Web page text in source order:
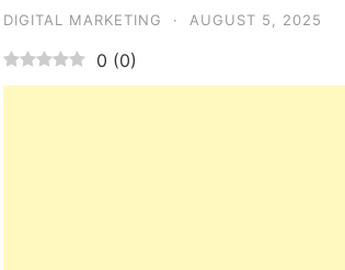
DIGITAL MARKETING · AUGUST 5, 2025
0 (0)